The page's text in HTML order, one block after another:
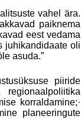
vahel ära.
paiknema
eest vedama
juhikandidaate oli
asuda.”
piiride
regionaalpoliitika
korraldamine;·
planeeringute